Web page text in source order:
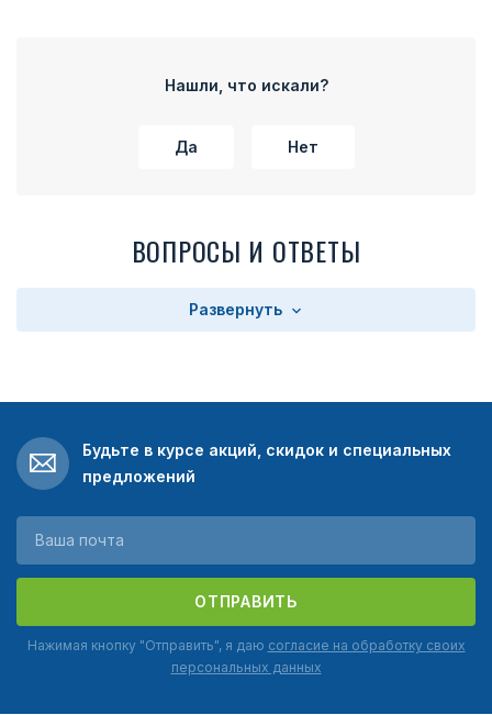
Нашли, что искали?
Да Нет
ВОПРОСЫ И ОТВЕТЫ
Развернуть
Будьте в курсе акций, скидок и специальных
предложений
ОТПРАВИТЬ
Нажимая кнопку "Отправить", я даю согласие на обработку своих
персональных данных